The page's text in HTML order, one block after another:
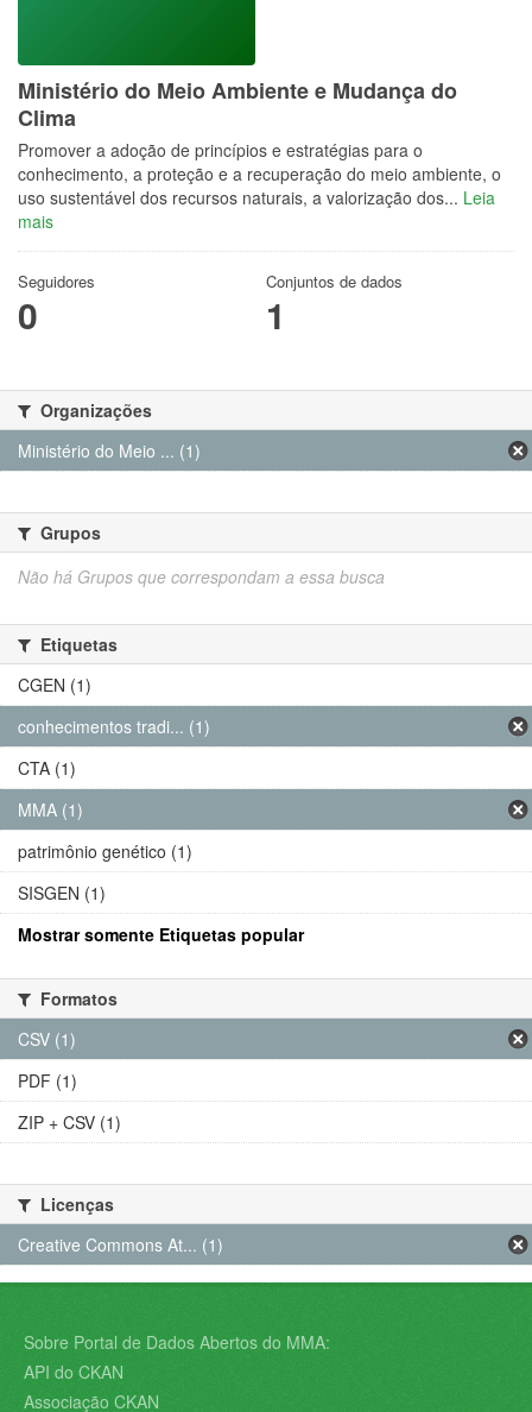
Ministério do Meio Ambiente e Mudança do
Clima
Promover a adoção de princípios e estratégias para o
conhecimento, a proteção e a recuperação do meio ambiente, o
uso sustentável dos recursos naturais, a valorização dos... Leia
mais
Seguidores
0
Conjuntos de dados
1
Organizações
Ministério do Meio ... (1)
Grupos
Não há Grupos que correspondam a essa busca
Etiquetas
CGEN (1)
conhecimentos tradi... (1)
CTA (1)
MMA (1)
patrimônio genético (1)
SISGEN (1)
Mostrar somente Etiquetas popular
Formatos
CSV (1)
PDF (1)
ZIP + CSV (1)
Licenças
Creative Commons At... (1)
Sobre Portal de Dados Abertos do MMA:
API do CKAN
Associação CKAN